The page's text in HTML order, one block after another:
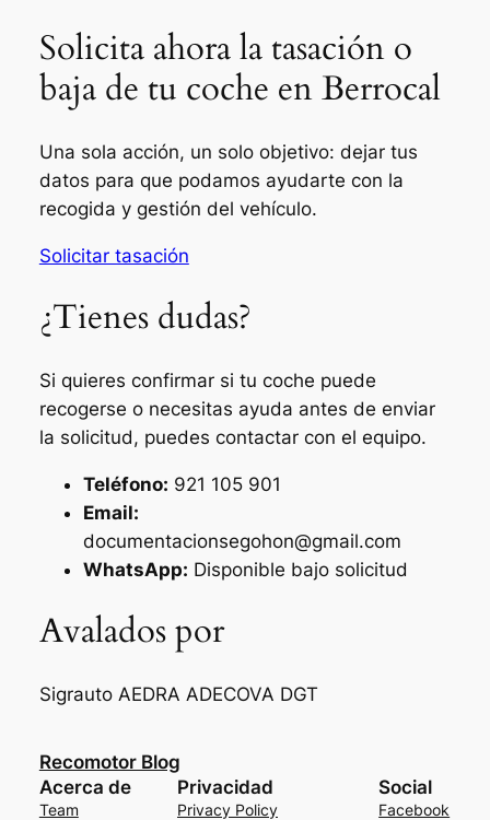
Solicita ahora la tasación o
baja de tu coche en Berrocal
Una sola acción, un solo objetivo: dejar tus
datos para que podamos ayudarte con la
recogida y gestión del vehículo.
Solicitar tasación
¿Tienes dudas?
Si quieres confirmar si tu coche puede
recogerse o necesitas ayuda antes de enviar
la solicitud, puedes contactar con el equipo.
Teléfono: 921 105 901
Email:
documentacionsegohon@gmail.com
WhatsApp: Disponible bajo solicitud
Avalados por
Sigrauto AEDRA ADECOVA DGT
Recomotor Blog
Acerca de
Team
Privacidad
Privacy Policy
Social
Facebook